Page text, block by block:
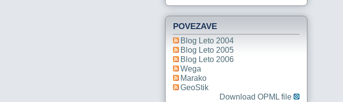
POVEZAVE
Blog Leto 2004
Blog Leto 2005
Blog Leto 2006
Wega
Marako
GeoStik
Download OPML file